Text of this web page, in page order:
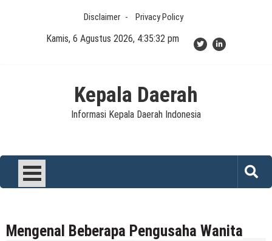
Disclaimer Privacy Policy
Kamis, 6 Agustus 2026, 4:35:33 pm
Kepala Daerah
Informasi Kepala Daerah Indonesia
Mengenal Beberapa Pengusaha Wanita